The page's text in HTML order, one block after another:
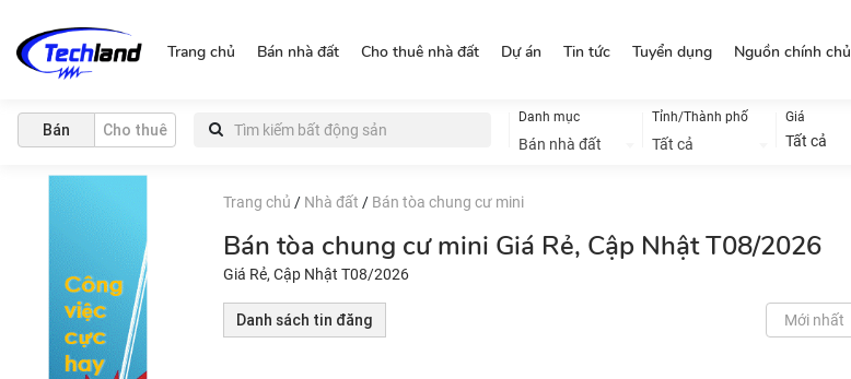
Trang chủ Bán nhà đất Cho thuê nhà đất Dự án Tin tức Tuyển dụng Nguồn chính chủ
Bán Cho thuê
Danh mục
Bán nhà đất
Tỉnh/Thành phố
Tất cả
Giá
Tất cả
Trang chủ / Nhà đất / Bán tòa chung cư mini
Bán tòa chung cư mini Giá Rẻ, Cập Nhật T08/2026
Giá Rẻ, Cập Nhật T08/2026
Danh sách tin đăng Mới nhất